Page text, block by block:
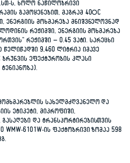
ს, ხოლო ნაწილობრივი
გამოყენებით, მაგრამ 40°C
ენერგიის მოხმარება მნიშვნელოვნად
რეჟიმში, ენერგიის მოხმარება
რეჟიმში – 0.45 ვატი. სარეცხი
წელიწადში 9,460 ლიტრია იმავე
ეფექტურობის კლასი
სახელმძღვანელო და
ეტიკეტი, მიკროფიში,
და ტრანსპორტირებისთვის
WMW-6101W-ის ფაქტობრივი ზომაა 598